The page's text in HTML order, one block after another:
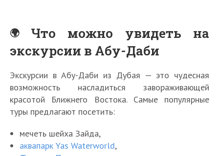
Что можно увидеть на
экскурсии в Абу-Даби
Экскурсии в Абу-Даби из Дубая — это чудесная
возможность насладиться завораживающей
красотой Ближнего Востока. Самые популярные
туры предлагают посетить:
мечеть шейха Зайда,
аквапарк Yas Waterworld,